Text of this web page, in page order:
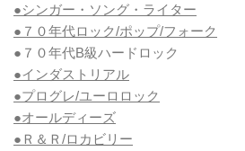
●シンガー・ソング・ライター
●７０年代ロック/ポップ/フォーク
●７０年代B級ハードロック
●インダストリアル
●プログレ/ユーロロック
●オールディーズ
●Ｒ＆Ｒ/ロカビリー